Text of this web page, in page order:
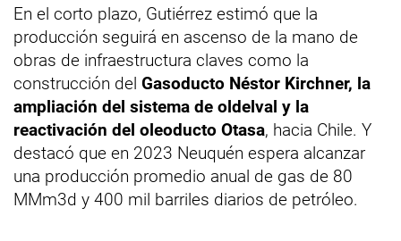
En el corto plazo, Gutiérrez estimó que la
producción seguirá en ascenso de la mano de
obras de infraestructura claves como la
construcción del Gasoducto Néstor Kirchner, la
ampliación del sistema de oldelval y la
reactivación del oleoducto Otasa, hacia Chile. Y
destacó que en 2023 Neuquén espera alcanzar
una producción promedio anual de gas de 80
MMm3d y 400 mil barriles diarios de petróleo.